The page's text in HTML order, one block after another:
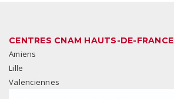
CENTRES CNAM HAUTS-DE-FRANCE
Amiens
Lille
Valenciennes